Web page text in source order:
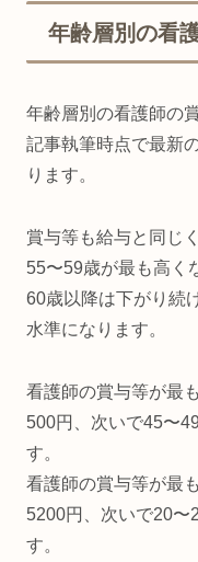
年齢層別の看
年齢層別の看護師の
記事執筆時点で最新
ります。
賞与等も給与と同じ
55〜59歳が最も高く
60歳以降は下がり続
水準になります。
看護師の賞与等が最
500円、次いで45〜
す。
看護師の賞与等が最
5200円、次いで20〜
す。